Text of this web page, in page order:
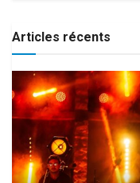
Articles récents